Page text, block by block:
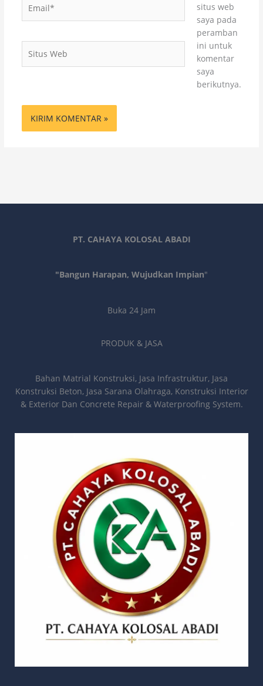
Web
situs web
saya pada
peramban
ini untuk
komentar
saya
berikutnya.
PT. CAHAYA KOLOSAL ABADI
"Bangun Harapan, Wujudkan Impian"
Buka 24 Jam
PRODUK & JASA
Bahan Matrial Konstruksi, Jasa Infrastruktur, Jasa
Konstruksi Beton, Jasa Sarana Olahraga, Konstruksi Interior
& Exterior Dan Concrete Repair & Waterproofing System.